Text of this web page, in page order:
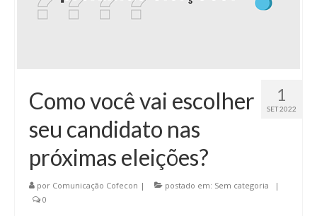
1
SET 2022
Como você vai escolher
seu candidato nas
próximas eleições?
por Comunicação Cofecon | postado em: Sem categoria
|
0